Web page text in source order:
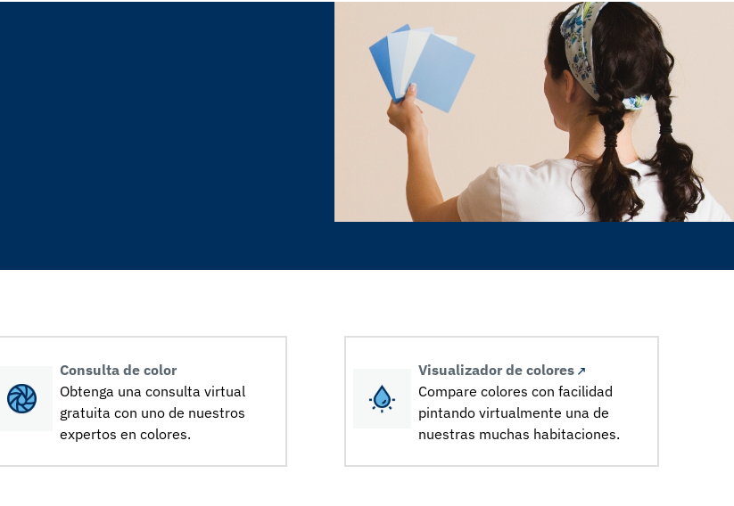
Consulta de color
Obtenga una consulta virtual
gratuita con uno de nuestros
expertos en colores.
Visualizador de colores
Compare colores con facilidad
pintando virtualmente una de
nuestras muchas habitaciones.